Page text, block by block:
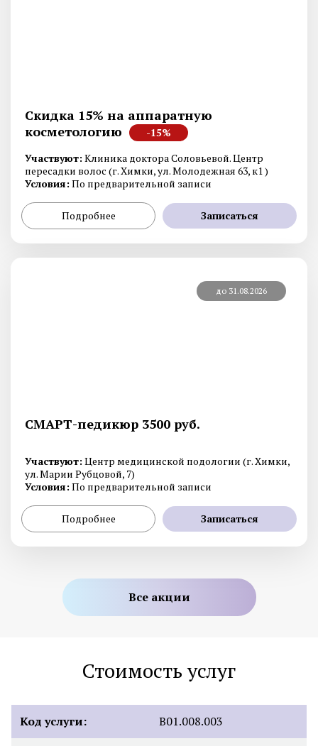
Скидка 15% на аппаратную
косметологию
-15%
Участвуют: Клиника доктора Соловьевой. Центр
пересадки волос (г. Химки, ул. Молодежная 63, к1 )
Условия: По предварительной записи
Подробнее Записаться
до 31.08.2026
СМАРТ-педикюр 3500 руб.
Участвуют: Центр медицинской подологии (г. Химки,
ул. Марии Рубцовой, 7)
Условия: По предварительной записи
Подробнее Записаться
Все акции
Стоимость услуг
Код услуги: B01.008.003